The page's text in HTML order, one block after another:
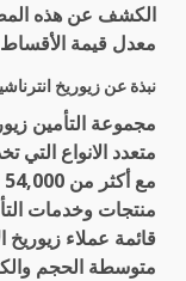
الكشف عن هذه
معدل قيمة
نبذة عن زيوريخ
مجموعة التأمين
متعدد الانواع التي
منتجات وخدمات
قائمة عملاء
متوسطة الحجم